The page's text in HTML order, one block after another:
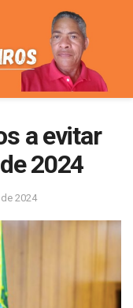
a evitar
2024
2024